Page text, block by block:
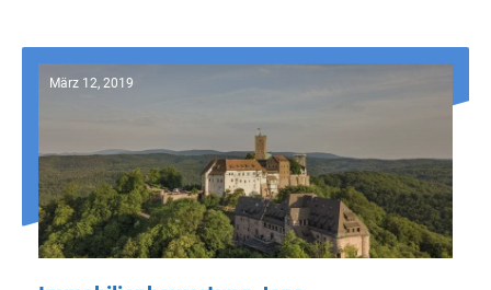
März 12, 2019